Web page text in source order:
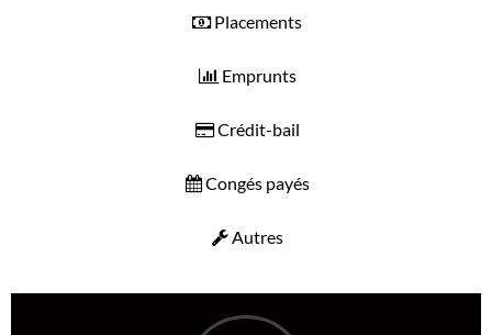
Placements
Emprunts
Crédit-bail
Congés payés
Autres